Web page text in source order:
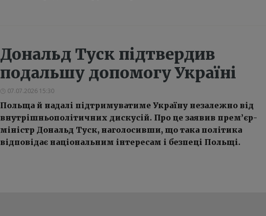
Дональд Туск підтвердив
подальшу допомогу Україні
07.07.2026 15:30
Польща й надалі підтримуватиме Україну незалежно від
внутрішньополітичних дискусій. Про це заявив прем’єр-
міністр Дональд Туск, наголосивши, що така політика
відповідає національним інтересам і безпеці Польщі.